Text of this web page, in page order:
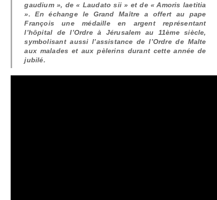
gaudium », de « Laudato sii » et de « Amoris laetitia
». En échange le Grand Maître a offert au pape
François une médaille en argent représentant
l’hôpital de l’Ordre à Jérusalem au 11ème siècle,
symbolisant aussi l’assistance de l’Ordre de Malte
aux malades et aux pèlerins durant cette année de
jubilé.